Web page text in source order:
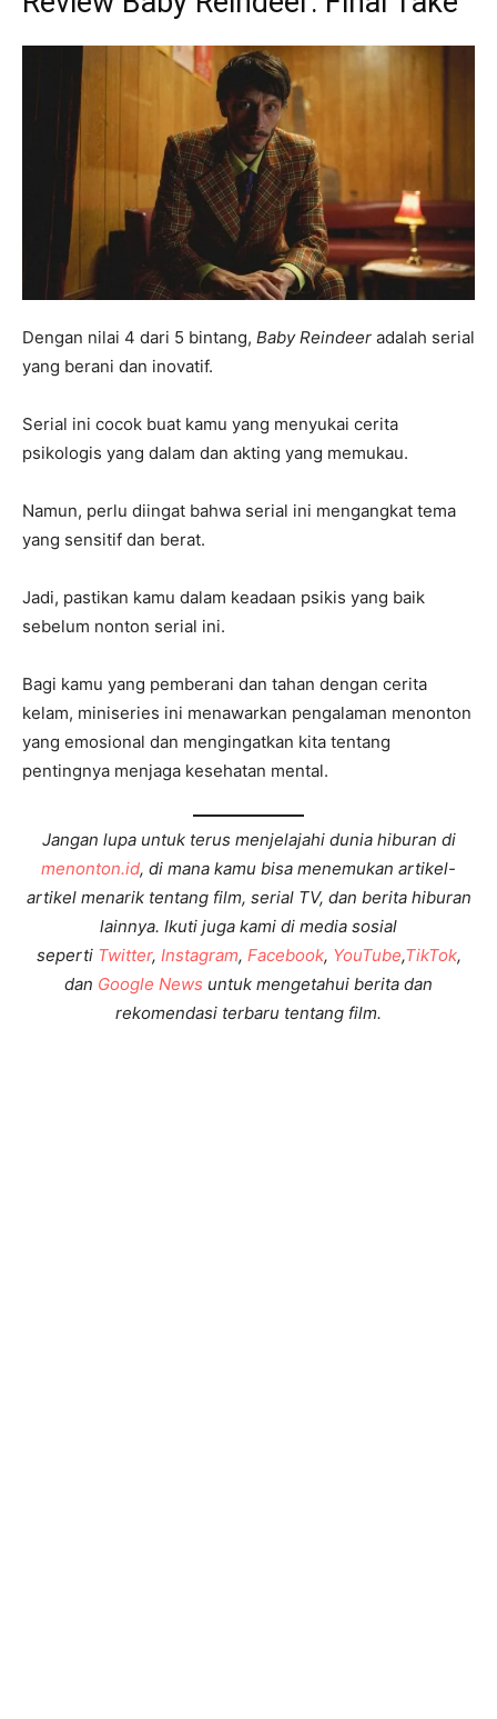
Dengan nilai 4 dari 5 bintang, Baby Reindeer adalah serial
yang berani dan inovatif.
Serial ini cocok buat kamu yang menyukai cerita
psikologis yang dalam dan akting yang memukau.
Namun, perlu diingat bahwa serial ini mengangkat tema
yang sensitif dan berat.
Jadi, pastikan kamu dalam keadaan psikis yang baik
sebelum nonton serial ini.
Bagi kamu yang pemberani dan tahan dengan cerita
kelam, miniseries ini menawarkan pengalaman menonton
yang emosional dan mengingatkan kita tentang
pentingnya menjaga kesehatan mental.
Jangan lupa untuk terus menjelajahi dunia hiburan di
menonton.id, di mana kamu bisa menemukan artikel-
artikel menarik tentang film, serial TV, dan berita hiburan
lainnya. Ikuti juga kami di media sosial
seperti Twitter, Instagram, Facebook, YouTube,TikTok,
dan Google News untuk mengetahui berita dan
rekomendasi terbaru tentang film.